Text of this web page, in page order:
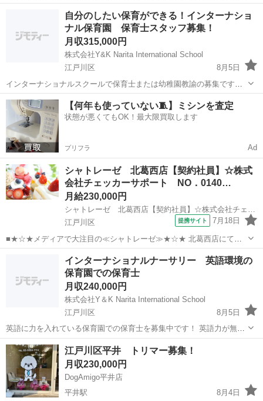
か。未経験者歓迎、経験者優遇 施術を中心にした院内業務全般 受付、
電気、マッサージ、姿勢矯正(頸椎矯正、骨盤矯正)、鍼灸、カッピン
グ、超音波等、組織運営 オイルマッサ...
自分のしたい保育ができる！インターナショ
ナル保育園 保育士スタッフ募集！
月収315,000円
株式会社Y&K Narita International School
江戸川区
8月5日
インターナショナルスクールで保育士または幼稚園教諭の募集です。
福利厚生を充実させ、スタッフが働きやすい環境を整えています！ 若
手が活躍している園です！自分がしたい保育ができる！ 残業が多く、
ブラックな保育園では働きた...
東京 江戸川区 保育士
【何年も使っていない🧵】ミシンを査定
状態が悪くてもOK！最大限買取します
プリフラ Ad
シャトレーゼ 北葛西店【契約社員】☆株式
会社チェッカーサポート NO．0140…
月給230,000円
シャトレーゼ 北葛西店【契約社員】☆株式会社チェッカーサポート NO．0140/9D46
江戸川区
提携サイト 7月18日
■★☆★メディアで大注目の≪シャトレーゼ≫★☆★ 北葛西店にて、
店舗運営をお任せする契約社員の募集です♪ まずは接客販売の基本か
ら簡単な製造(店内オーブン焼成)等、 イチから業務を覚えていただけ
れば大丈夫！ 未経験スタートも...
江戸川区 飲食
インターナショナルナーサリー 英語環境の
保育園での保育士
月収240,000円
株式会社Y＆K Narita International School
江戸川区
8月5日
英語に力を入れている保育園での保育士を募集中です！ 英語力が無い
方でも大歓迎です！ 英語が好き、留学経験を活かしたい、国際的な環
境で働きたい、英語を学びたい そんな保育士の方の募集をお待ちして
おります！ 月給24...
東京 江戸川区 保育士 社宅
江戸川区平井 トリマー募集！
月収230,000円
DogAmigo平井店
平井駅
8月4日